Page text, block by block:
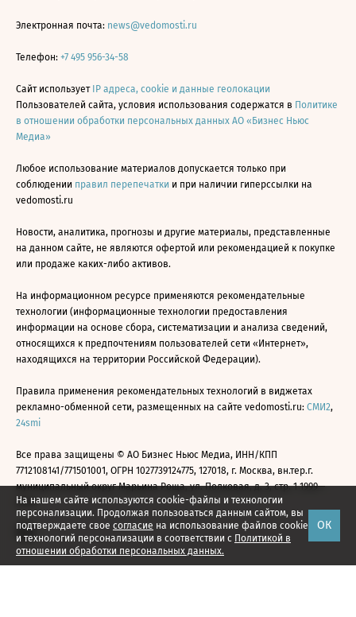
На нашем сайте используются cookie-файлы и технологии
персонализации. Продолжая пользоваться данным сайтом, вы
подтверждаете свое согласие на использование файлов cookie
и технологий персонализации в соответствии с Политикой в
отношении обработки персональных данных.
ОК
Электронная почта: news@vedomosti.ru
Телефон: +7 495 956-34-58
Сайт использует IP адреса, cookie и данные геолокации
Пользователей сайта, условия использования содержатся в Политике
в отношении обработки персональных данных АО «Бизнес Ньюс
Медиа»
Любое использование материалов допускается только при
соблюдении правил перепечатки и при наличии гиперссылки на
vedomosti.ru
Новости, аналитика, прогнозы и другие материалы, представленные
на данном сайте, не являются офертой или рекомендацией к покупке
или продаже каких-либо активов.
На информационном ресурсе применяются рекомендательные
технологии (информационные технологии предоставления
информации на основе сбора, систематизации и анализа сведений,
относящихся к предпочтениям пользователей сети «Интернет»,
находящихся на территории Российской Федерации).
Правила применения рекомендательных технологий в виджетах
рекламно-обменной сети, размещенных на сайте vedomosti.ru: СМИ2,
24smi
Все права защищены © АО Бизнес Ньюс Медиа, ИНН/КПП
7712108141/771501001, ОГРН 1027739124775, 127018, г. Москва, вн.тер.г.
муниципальный округ Марьина Роща, ул. Полковая, д. 3, стр. 1 1999—
2026